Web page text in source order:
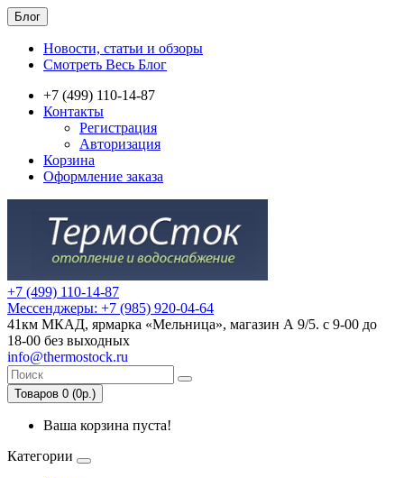
Блог
Новости, статьи и обзоры
Смотреть Весь Блог
+7 (499) 110-14-87
Контакты
Регистрация
Авторизация
Корзина
Оформление заказа
+7 (499) 110-14-87
Мессенджеры: +7 (985) 920-04-64
41км МКАД, ярмарка «Мельница», магазин А 9/5. с 9-00 до
18-00 без выходных
info@thermostock.ru
Товаров 0 (0р.)
Ваша корзина пуста!
Категории